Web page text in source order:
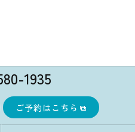
1935
ご予約はこちら